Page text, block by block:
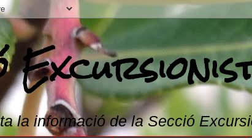
la informació de la Secció